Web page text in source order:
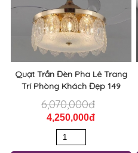
Quạt Trần Đèn Pha Lê Trang
Trí Phòng Khách Đẹp 149
6,070,000đ
4,250,000đ